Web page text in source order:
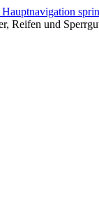
Reifen und